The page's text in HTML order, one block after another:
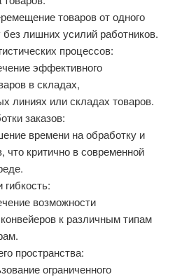
товаров от одного
без лишних усилий работников.
процессов:
эффективного
в складах,
линиях или складах товаров.
заказов:
времени на обработку и
что критично в современной
возможности
к различным типам
пространства:
ограниченного